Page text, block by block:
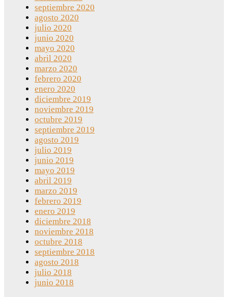
septiembre 2020
agosto 2020
julio 2020
junio 2020
mayo 2020
abril 2020
marzo 2020
febrero 2020
enero 2020
diciembre 2019
noviembre 2019
octubre 2019
septiembre 2019
agosto 2019
julio 2019
junio 2019
mayo 2019
abril 2019
marzo 2019
febrero 2019
enero 2019
diciembre 2018
noviembre 2018
octubre 2018
septiembre 2018
agosto 2018
julio 2018
junio 2018